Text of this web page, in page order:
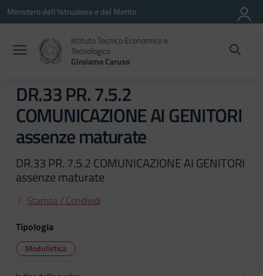
Vai ai contenuti
Vai al menu di navigazione
Vai al footer
Ministero dell'Istruzione e del Merito
Istituto Tecnico Economico e
Tecnologico
Girolamo Caruso
DR.33 PR. 7.5.2
COMUNICAZIONE AI GENITORI
assenze maturate
DR.33 PR. 7.5.2 COMUNICAZIONE AI GENITORI
assenze maturate
Stampa / Condividi
Tipologia
Modulistica